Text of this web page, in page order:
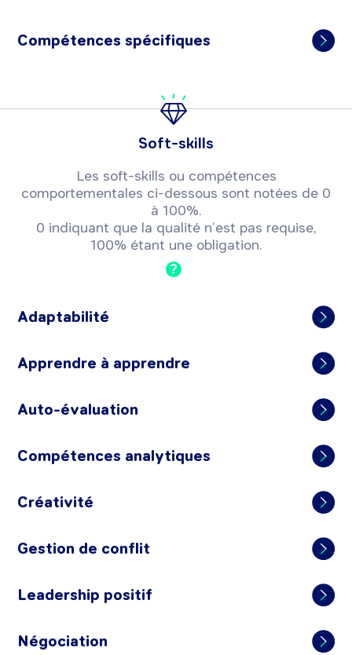
Compétences spécifiques
Soft-skills
Les soft-skills ou compétences
comportementales ci-dessous sont notées de 0
à 100%.
0 indiquant que la qualité n’est pas requise,
100% étant une obligation.
?
Adaptabilité
Apprendre à apprendre
Auto-évaluation
Compétences analytiques
Créativité
Gestion de conflit
Leadership positif
Négociation